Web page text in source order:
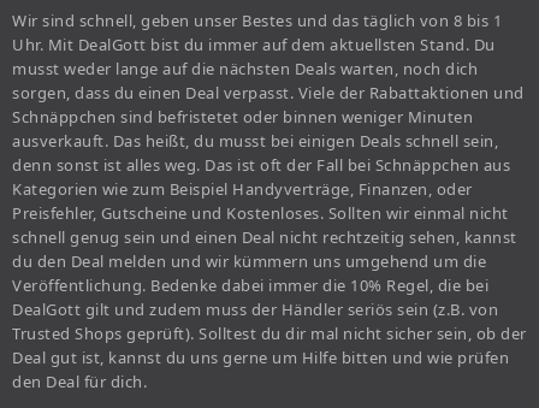
Wir sind schnell, geben unser Bestes und das täglich von 8 bis 1
Uhr. Mit DealGott bist du immer auf dem aktuellsten Stand. Du
musst weder lange auf die nächsten Deals warten, noch dich
sorgen, dass du einen Deal verpasst. Viele der Rabattaktionen und
Schnäppchen sind befristetet oder binnen weniger Minuten
ausverkauft. Das heißt, du musst bei einigen Deals schnell sein,
denn sonst ist alles weg. Das ist oft der Fall bei Schnäppchen aus
Kategorien wie zum Beispiel Handyverträge, Finanzen, oder
Preisfehler, Gutscheine und Kostenloses. Sollten wir einmal nicht
schnell genug sein und einen Deal nicht rechtzeitig sehen, kannst
du den Deal melden und wir kümmern uns umgehend um die
Veröffentlichung. Bedenke dabei immer die 10% Regel, die bei
DealGott gilt und zudem muss der Händler seriös sein (z.B. von
Trusted Shops geprüft). Solltest du dir mal nicht sicher sein, ob der
Deal gut ist, kannst du uns gerne um Hilfe bitten und wie prüfen
den Deal für dich.